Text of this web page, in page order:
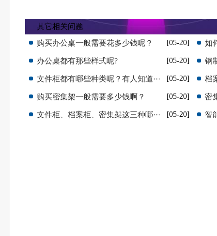
其它相关问题
购买办公桌一般需要花多少钱呢？
[05-20] 如
办公桌都有那些样式呢? [05-20] 钢
文件柜都有哪些种类呢？有人知道··· [05-20] 档
购买密集架一般需要多少钱啊？ [05-20] 密
文件柜、档案柜、密集架这三种哪··· [05-20] 智